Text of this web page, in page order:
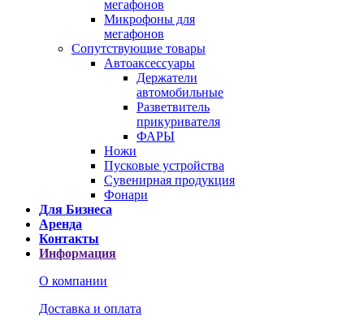
мегафонов
Микрофоны для
мегафонов
Сопутствующие товары
Автоаксессуары
Держатели
автомобильные
Разветвитель
прикуривателя
ФАРЫ
Ножи
Пусковые устройства
Сувенирная продукция
Фонари
Для Бизнеса
Аренда
Контакты
Информация
О компании
Доставка и оплата